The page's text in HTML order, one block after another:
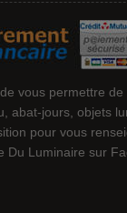
vous permettre
abat-jours, objets
pour vous
Luminaire sur